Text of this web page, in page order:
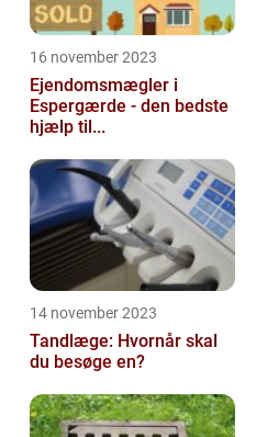
16 november 2023
Ejendomsmægler i
Espergærde - den bedste
hjælp til...
14 november 2023
Tandlæge: Hvornår skal
du besøge en?